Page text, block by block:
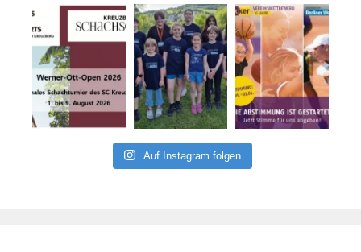
Auf Instagram folgen